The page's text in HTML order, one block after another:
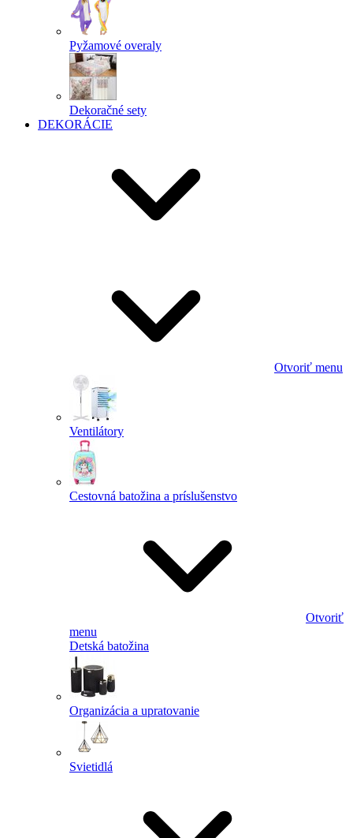
Pyžamové overaly
Dekoračné sety
DEKORÁCIE
Otvoriť menu
Ventilátory
Cestovná batožina a príslušenstvo
Otvoriť
menu
Detská batožina
Organizácia a upratovanie
Svietidlá